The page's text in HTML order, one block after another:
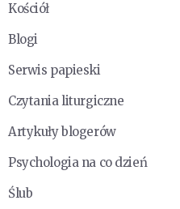
Kościół
Blogi
Serwis papieski
Czytania liturgiczne
Artykuły blogerów
Psychologia na co dzień
Ślub